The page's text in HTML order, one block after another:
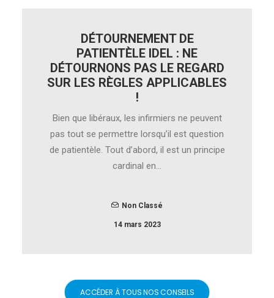
DÉTOURNEMENT DE
PATIENTÈLE IDEL : NE
DÉTOURNONS PAS LE REGARD
SUR LES RÈGLES APPLICABLES
!
Bien que libéraux, les infirmiers ne peuvent
pas tout se permettre lorsqu’il est question
de patientèle. Tout d’abord, il est un principe
cardinal en…
Non Classé
14 mars 2023
ACCÉDER À TOUS NOS CONSEILS